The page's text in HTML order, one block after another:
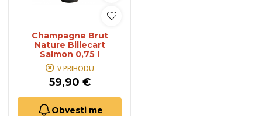
Champagne Brut
Nature Billecart
Salmon 0,75 l
V PRIHODU
59,90 €
Obvesti me